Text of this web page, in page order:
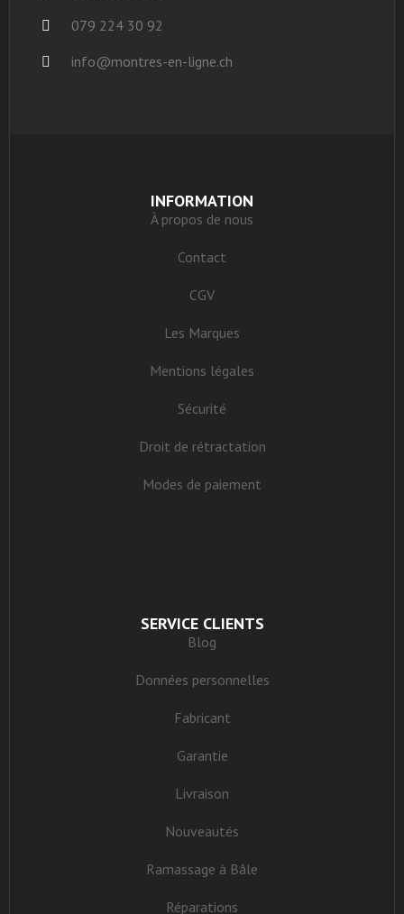
079 224 30 92
info@montres-en-ligne.ch
INFORMATION
À propos de nous
Contact
CGV
Les Marques
Mentions légales
Sécurité
Droit de rétractation
Modes de paiement
SERVICE CLIENTS
Blog
Données personnelles
Fabricant
Garantie
Livraison
Nouveautés
Ramassage à Bâle
Réparations